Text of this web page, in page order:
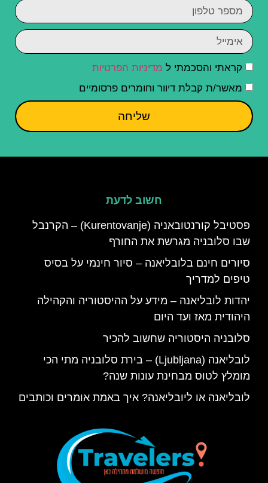
קראתי והסכמתי ל מדיניות הפרטיות
מאשר/ת קבלת דיוור וחומרים פרסומיים
שליחה
חשוב לדעת
פסטיבל קורנטובאניה (Kurentovanje) – הקרנבל
שבו סלובניה מגרשת את החורף
סיורים חינם בלובליאנה – סיור חינמי על בסיס
טיפים למדריך
יהדות לובליאנה – מידע על ההיסטוריה והקהילה
היהודית מאז ועד היום
סלובניה היסטוריה שחשוב להכיר
לובליאנה (Ljubljana) – בירת סלובניה מתי הכי
מומלץ לטוס מבחינת עונות שנה?
לובליאנה או ליובליאנה? איך באמת אומרים וכותבים